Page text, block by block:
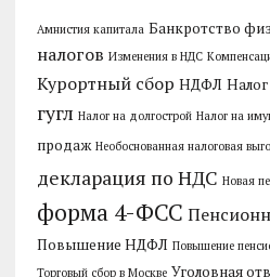
Амнистия капитала Банкротство
налогов Изменения в НДС
Курортный сбор НДФЛ
гугл Налог на долгострой Налог на
продаж Необоснованная налоговая
декларация по НДС Новая
форма 4-ФСС
Повышение НДФЛ Повышение
Торговый сбор в Москве Уголовная